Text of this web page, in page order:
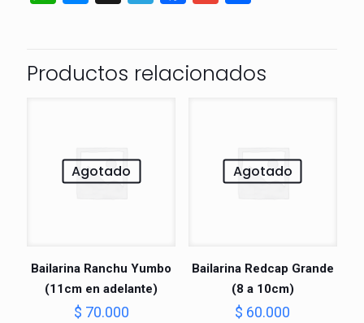
Productos relacionados
Agotado
Bailarina Ranchu Yumbo
(11cm en adelante)
$ 70.000
Agotado
Bailarina Redcap Grande
(8 a 10cm)
$ 60.000